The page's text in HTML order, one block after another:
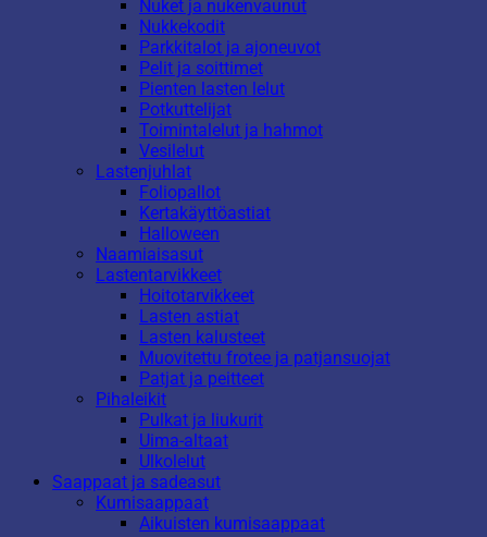
Nuket ja nukenvaunut
Nukkekodit
Parkkitalot ja ajoneuvot
Pelit ja soittimet
Pienten lasten lelut
Potkuttelijat
Toimintalelut ja hahmot
Vesilelut
Lastenjuhlat
Foliopallot
Kertakäyttöastiat
Halloween
Naamiaisasut
Lastentarvikkeet
Hoitotarvikkeet
Lasten astiat
Lasten kalusteet
Muovitettu frotee ja patjansuojat
Patjat ja peitteet
Pihaleikit
Pulkat ja liukurit
Uima-altaat
Ulkolelut
Saappaat ja sadeasut
Kumisaappaat
Aikuisten kumisaappaat